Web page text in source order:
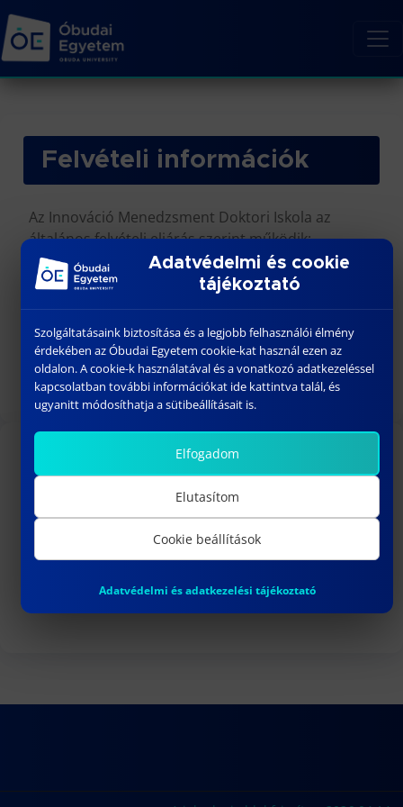
Felvételi információk
Az Innováció Menedzsment Doktori Iskola az
általános felvételi eljárás szerint működik:
https://doktori.uni-obuda.hu/
Külön jelentkezési lapra nincs szükség, a hivatalos
jelentkezési felületen várjuk a jelentkezéseket,
egyéb dokumentumok feltöltésére külön nincs
szükség.
TOVÁBBI LINKEK
Felvételi hirdetmény
Adatvédelmi és cookie
tájékoztató
Szolgáltatásaink biztosítása és a legjobb felhasználói élmény
érdekében az Óbudai Egyetem cookie-kat használ ezen az
oldalon. A cookie-k használatával és a vonatkozó adatkezeléssel
kapcsolatban további információkat ide kattintva talál, és
ugyanitt módosíthatja a sütibeállításait is.
Elfogadom
Elutasítom
Cookie beállítások
Adatvédelmi és adatkezelési tájékoztató